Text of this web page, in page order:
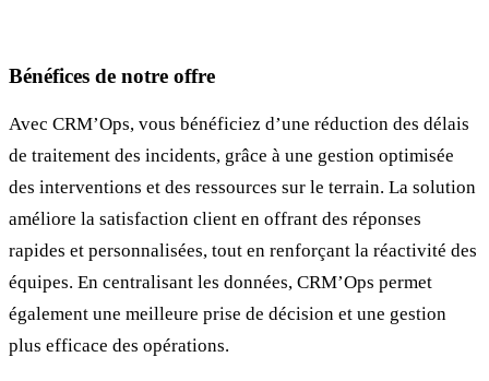
Bénéfices de notre offre
Avec CRM’Ops, vous bénéficiez d’une réduction des délais
de traitement des incidents, grâce à une gestion optimisée
des interventions et des ressources sur le terrain. La solution
améliore la satisfaction client en offrant des réponses
rapides et personnalisées, tout en renforçant la réactivité des
équipes. En centralisant les données, CRM’Ops permet
également une meilleure prise de décision et une gestion
plus efficace des opérations.